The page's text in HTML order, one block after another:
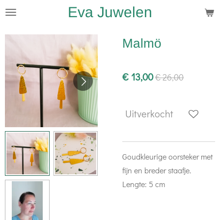
Ga
hoofdinhoud
Eva Juwelen
Malmö
€ 13,00€ 26,00
Uitverkocht
Goudkleurige oorsteker met
fijn en breder staafje.
Lengte: 5 cm